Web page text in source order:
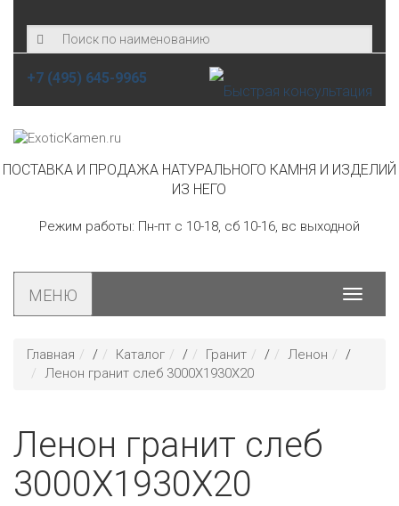
+7 (495) 645-9965
ПОСТАВКА И ПРОДАЖА НАТУРАЛЬНОГО КАМНЯ И ИЗДЕЛИЙ
ИЗ НЕГО
Режим работы: Пн-пт с 10-18, сб 10-16, вс выходной
Toggle
МЕНЮ
Главная / Каталог / Гранит / Ленон
/
Ленон гранит слеб 3000Х1930Х20
Ленон гранит слеб
3000Х1930Х20